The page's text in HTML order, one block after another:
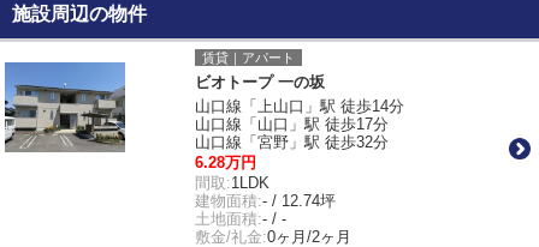
施設周辺の物件
賃貸｜アパート
ビオトープ 一の坂
山口線「上山口」駅 徒歩14分
山口線「山口」駅 徒歩17分
山口線「宮野」駅 徒歩32分
6.28万円
間取:1LDK
建物面積:- / 12.74坪
土地面積:- / -
敷金/礼金:0ヶ月/2ヶ月